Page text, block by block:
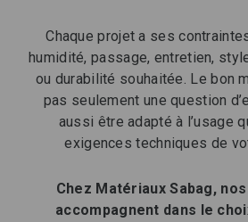
Chaque projet a ses
humidité, passage, entretien,
ou durabilité souhaitée. Le bon
pas seulement une question
aussi être adapté à l’usage
exigences techniques de
Chez Matériaux Sabag,
accompagnent dans le